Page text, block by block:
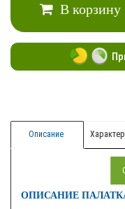
В корзину
Описание
ОПИСАНИЕ ПАЛАТКА